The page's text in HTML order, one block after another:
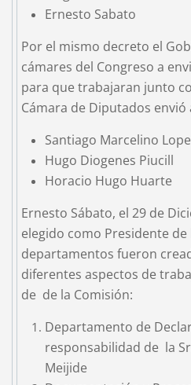
Ernesto Sabato
Por el mismo decreto el
cámares del Congreso a
para que trabajaran junto
Cámara de Diputados
Santiago Marcelino
Hugo Diogenes Piucill
Horacio Hugo Huarte
Ernesto Sábato, el 29 de
elegido como Presidente de
departamentos fueron
diferentes aspectos de
de de la Comisión:
Departamento de
responsabilidad de la
Meijide